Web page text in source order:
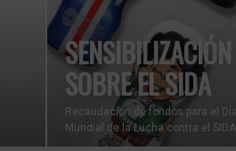
SENSIBILIZACIÓN
SOBRE EL SIDA
Recaudación de fondos para el Día
Mundial de la Lucha contra el SIDA